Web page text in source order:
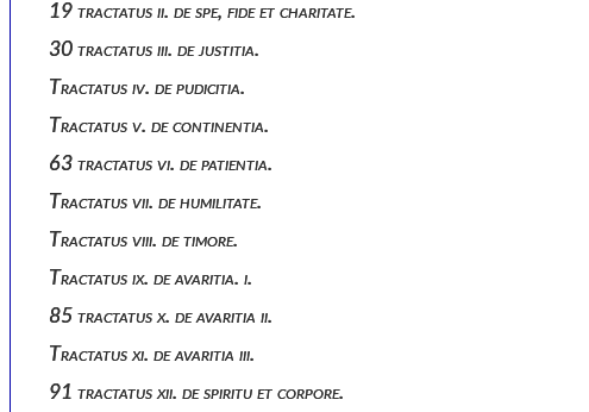
19 tractatus ii. de spe, fide et charitate.
30 tractatus iii. de justitia.
Tractatus iv. de pudicitia.
Tractatus v. de continentia.
63 tractatus vi. de patientia.
Tractatus vii. de humilitate.
Tractatus viii. de timore.
Tractatus ix. de avaritia. i.
85 tractatus x. de avaritia ii.
Tractatus xi. de avaritia iii.
91 tractatus xii. de spiritu et corpore.